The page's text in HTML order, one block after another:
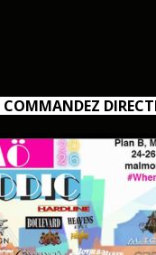
COMMANDEZ